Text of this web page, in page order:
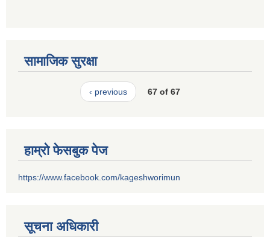
सामाजिक सुरक्षा
‹ previous 67 of 67
हाम्रो फेसबुक पेज
https://www.facebook.com/kageshworimun
सूचना अधिकारी